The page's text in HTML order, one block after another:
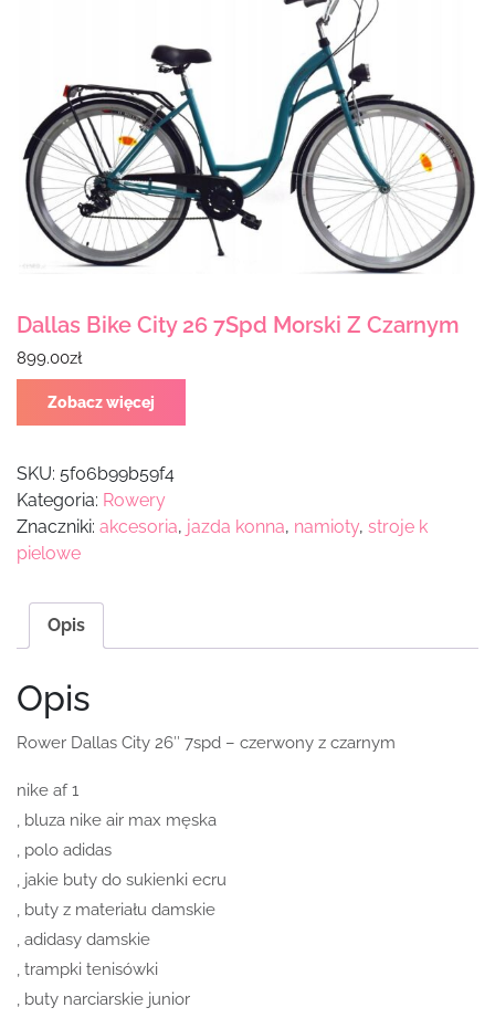
Dallas Bike City 26 7Spd Morski Z Czarnym
899.00zł
Zobacz więcej
SKU: 5f06b99b59f4
Kategoria: Rowery
Znaczniki: akcesoria, jazda konna, namioty, stroje k
pielowe
Opis
Opis
Rower Dallas City 26″ 7spd – czerwony z czarnym
nike af 1
, bluza nike air max męska
, polo adidas
, jakie buty do sukienki ecru
, buty z materiału damskie
, adidasy damskie
, trampki tenisówki
, buty narciarskie junior